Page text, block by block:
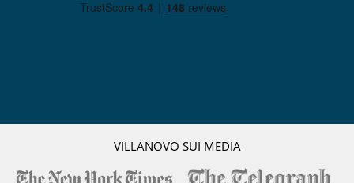
VILLANOVO SUI MEDIA